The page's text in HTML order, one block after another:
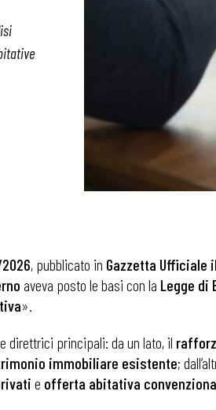
, pubblicato in Gazzetta Ufficiale
aveva posto le basi con la Legge di
».
direttrici principali: da un lato, il
immobiliare esistente;
e offerta abitativa